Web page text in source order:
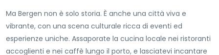
Ma Bergen non è solo storia. È anche una città viva e
vibrante, con una scena culturale ricca di eventi ed
esperienze uniche. Assaporate la cucina locale nei ristoranti
accoglienti e nei caffè lungo il porto, e lasciatevi incantare